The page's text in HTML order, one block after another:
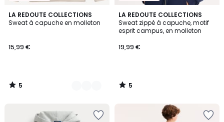
LA REDOUTE COLLECTIONS
Sweat à capuche en molleton
15,99 €
5
/
5
Couleurs
5
/
LA REDOUTE COLLECTIONS
Sweat zippé à capuche, motif
esprit campus, en molleton
19,99 €
5
/
5
5
/